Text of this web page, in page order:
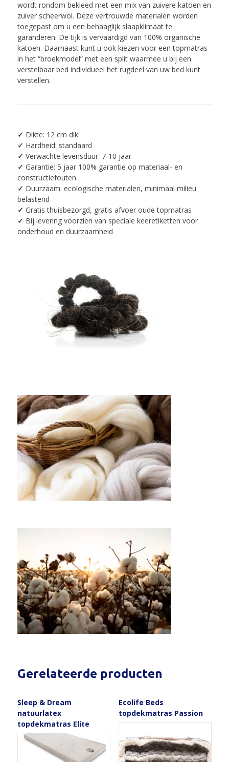
wordt rondom bekleed met een mix van zuivere katoen en
zuiver scheerwol. Deze vertrouwde materialen worden
toegepast om u een behaaglijk slaapklimaat te
garanderen. De tijk is vervaardigd van 100% organische
katoen. Daarnaast kunt u ook kiezen voor een topmatras
in het “broekmodel” met een split waarmee u bij een
verstelbaar bed individueel het rugdeel van uw bed kunt
verstellen.
✓ Dikte: 12 cm dik
✓ Hardheid: standaard
✓ Verwachte levensduur: 7-10 jaar
✓ Garantie: 5 jaar 100% garantie op materiaal- en
constructiefouten
✓ Duurzaam: ecologische materialen, minimaal milieu
belastend
✓ Gratis thuisbezorgd, gratis afvoer oude topmatras
✓ Bij levering voorzien van speciale keeretiketten voor
onderhoud en duurzaamheid
Gerelateerde producten
Sleep & Dream
natuurlatex
topdekmatras Elite
Ecolife Beds
topdekmatras Passion